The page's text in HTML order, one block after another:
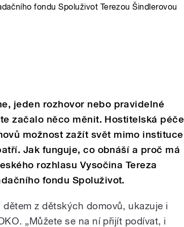
fondu Spoluživot Terezou Šindlerovou
jeden rozhovor nebo pravidelné
začalo něco měnit. Hostitelská péče
možnost zažít svět mimo instituce
Jak funguje, co obnáší a proč má
rozhlasu Vysočina Tereza
fondu Spoluživot.
z dětských domovů, ukazuje i
„Můžete se na ní přijít podívat, i